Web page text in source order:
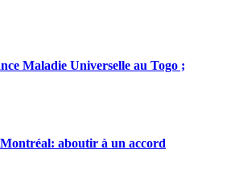
Maladie Universelle au Togo ;
aboutir à un accord